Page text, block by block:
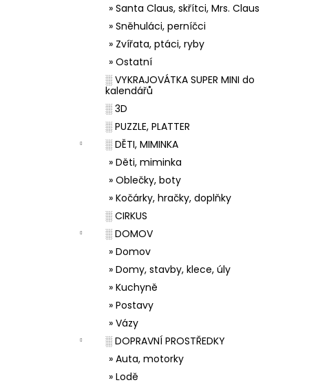
» Santa Claus, skřítci, Mrs. Claus
» Sněhuláci, perníčci
» Zvířata, ptáci, ryby
» Ostatní
░ VYKRAJOVÁTKA SUPER MINI do
kalendářů
░ 3D
░ PUZZLE, PLATTER
░ DĚTI, MIMINKA
» Děti, miminka
» Oblečky, boty
» Kočárky, hračky, doplňky
░ CIRKUS
░ DOMOV
» Domov
» Domy, stavby, klece, úly
» Kuchyně
» Postavy
» Vázy
░ DOPRAVNÍ PROSTŘEDKY
» Auta, motorky
» Lodě